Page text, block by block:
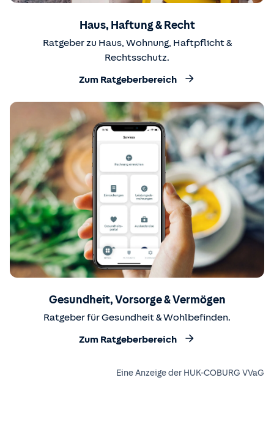
Haus, Haftung & Recht
Ratgeber zu Haus, Wohnung, Haftpflicht &
Rechtsschutz.
Zum Ratgeberbereich
Gesundheit, Vorsorge & Vermögen
Ratgeber für Gesundheit & Wohlbefinden.
Zum Ratgeberbereich
Eine Anzeige der HUK-COBURG VVaG